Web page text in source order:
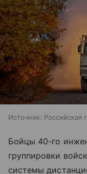
Источник: Российская
Бойцы 40-го
группировки
системы